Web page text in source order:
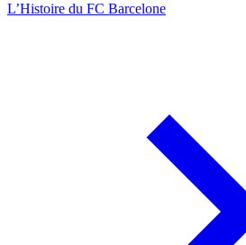
L’Histoire du FC Barcelone